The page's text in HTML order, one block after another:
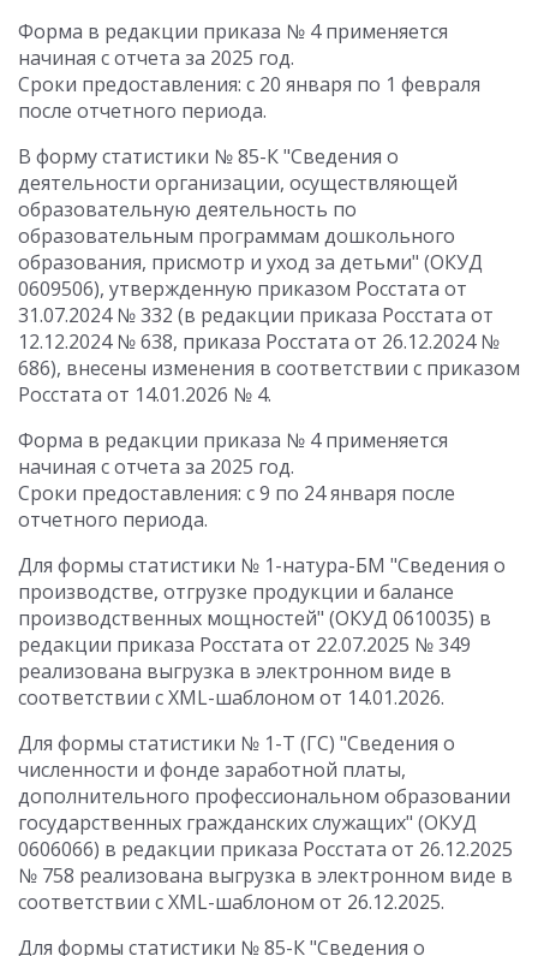
Форма в редакции приказа № 4 применяется
начиная с отчета за 2025 год.
Сроки предоставления: с 20 января по 1 февраля
после отчетного периода.
В форму статистики № 85-К "Сведения о
деятельности организации, осуществляющей
образовательную деятельность по
образовательным программам дошкольного
образования, присмотр и уход за детьми" (ОКУД
0609506), утвержденную приказом Росстата от
31.07.2024 № 332 (в редакции приказа Росстата от
12.12.2024 № 638, приказа Росстата от 26.12.2024 №
686), внесены изменения в соответствии с приказом
Росстата от 14.01.2026 № 4.
Форма в редакции приказа № 4 применяется
начиная с отчета за 2025 год.
Сроки предоставления: с 9 по 24 января после
отчетного периода.
Для формы статистики № 1-натура-БМ "Сведения о
производстве, отгрузке продукции и балансе
производственных мощностей" (ОКУД 0610035) в
редакции приказа Росстата от 22.07.2025 № 349
реализована выгрузка в электронном виде в
соответствии с XML-шаблоном от 14.01.2026.
Для формы статистики № 1-Т (ГС) "Сведения о
численности и фонде заработной платы,
дополнительного профессиональном образовании
государственных гражданских служащих" (ОКУД
0606066) в редакции приказа Росстата от 26.12.2025
№ 758 реализована выгрузка в электронном виде в
соответствии с XML-шаблоном от 26.12.2025.
Для формы статистики № 85-К "Сведения о